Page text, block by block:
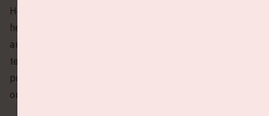
Help mee met het reduceren van CO2-uitstoot rondom
het The Weeknd concert 💚 Deel nu jouw lege
autostoel(en) met andere fans of kies een rit uit om mee
te rijden. Samen rijden is veel gezelliger, beter voor je
portemonnee én natuurlijk het milieu. Druk snel op
onderstaande knop.